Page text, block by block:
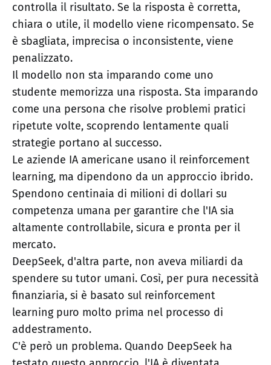
controlla il risultato. Se la risposta è corretta,
chiara o utile, il modello viene ricompensato. Se
è sbagliata, imprecisa o inconsistente, viene
penalizzato.
Il modello non sta imparando come uno
studente memorizza una risposta. Sta imparando
come una persona che risolve problemi pratici
ripetute volte, scoprendo lentamente quali
strategie portano al successo.
Le aziende IA americane usano il reinforcement
learning, ma dipendono da un approccio ibrido.
Spendono centinaia di milioni di dollari su
competenza umana per garantire che l'IA sia
altamente controllabile, sicura e pronta per il
mercato.
DeepSeek, d'altra parte, non aveva miliardi da
spendere su tutor umani. Così, per pura necessità
finanziaria, si è basato sul reinforcement
learning puro molto prima nel processo di
addestramento.
C'è però un problema. Quando DeepSeek ha